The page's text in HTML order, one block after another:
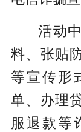
活动
料、张贴
等宣传形
单、办理
服退款等